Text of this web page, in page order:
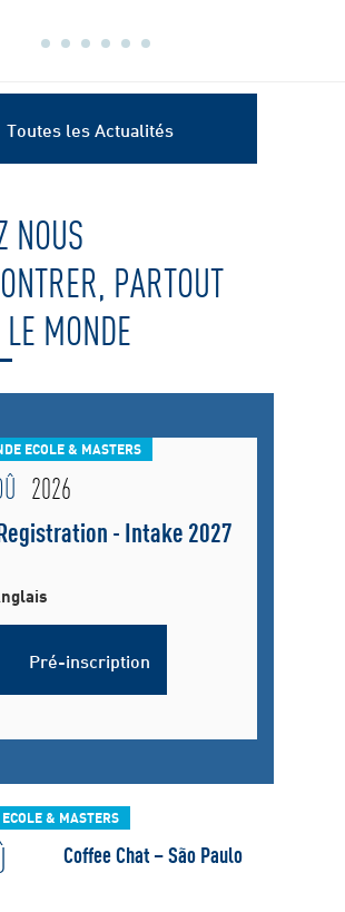
Toutes les Actualités
NOUS
PARTOUT
MONDE
ECOLE & MASTERS
2026
- Intake 2027
Pré-inscription
& MASTERS
Coffee Chat – São Paulo